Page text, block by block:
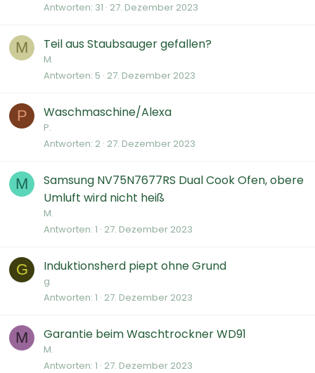
Antworten 31 27. Dezember 2023
M Teil aus Staubsauger gefallen?
M.
Antworten 5 27. Dezember 2023
P Waschmaschine/Alexa
P.
Antworten 2 27. Dezember 2023
M
Samsung NV75N7677RS Dual Cook Ofen, obere
Umluft wird nicht heiß
M.
Antworten 1 27. Dezember 2023
G Induktionsherd piept ohne Grund
g.
Antworten 1 27. Dezember 2023
M Garantie beim Waschtrockner WD91
M.
Antworten 1 27. Dezember 2023